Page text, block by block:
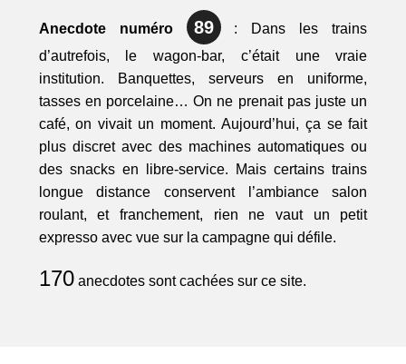
Anecdote numéro 89 : Dans les trains
d’autrefois, le wagon-bar, c’était une vraie
institution. Banquettes, serveurs en uniforme,
tasses en porcelaine… On ne prenait pas juste un
café, on vivait un moment. Aujourd’hui, ça se fait
plus discret avec des machines automatiques ou
des snacks en libre-service. Mais certains trains
longue distance conservent l’ambiance salon
roulant, et franchement, rien ne vaut un petit
expresso avec vue sur la campagne qui défile.
170anecdotes sont cachées sur ce site.